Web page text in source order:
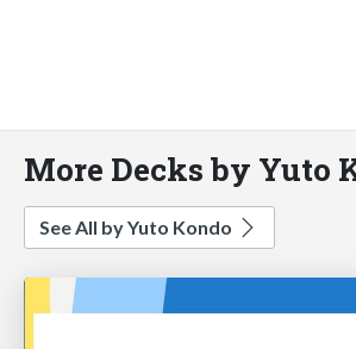
More Decks by Yuto
See All by Yuto Kondo